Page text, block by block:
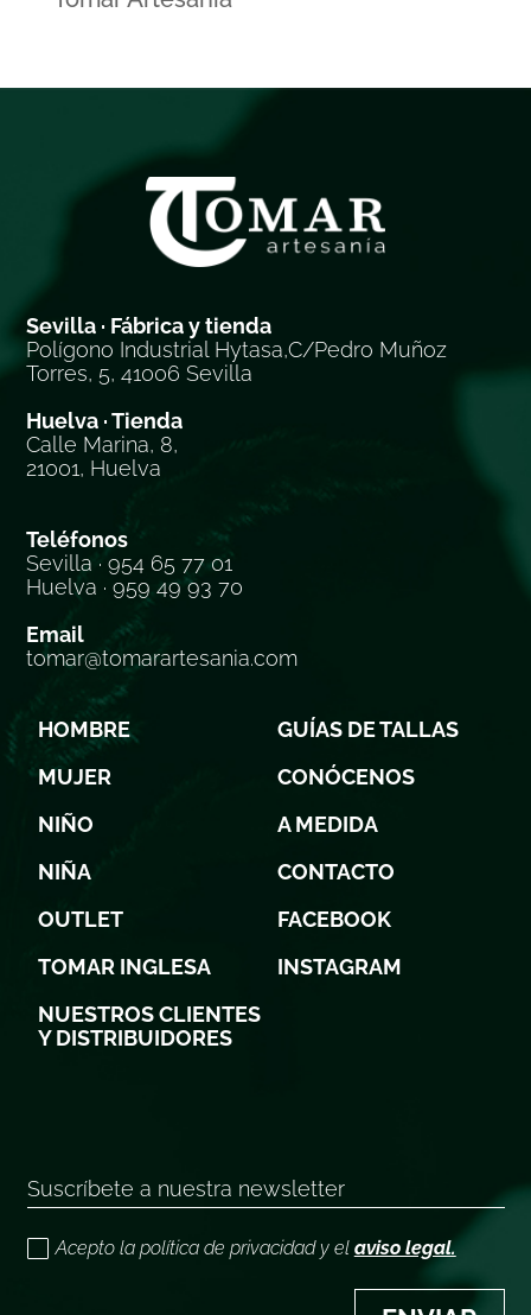
Sevilla · Fábrica y tienda
Polígono Industrial Hytasa,C/Pedro Muñoz
Torres, 5, 41006 Sevilla
Huelva · Tienda
Calle Marina, 8,
21001, Huelva
Teléfonos
Sevilla · 954 65 77 01
Huelva · 959 49 93 70
Email
tomar@tomarartesania.com
HOMBRE
MUJER
NIÑO
NIÑA
OUTLET
TOMAR INGLESA
NUESTROS CLIENTES
Y DISTRIBUIDORES
GUÍAS DE TALLAS
CONÓCENOS
A MEDIDA
CONTACTO
FACEBOOK
INSTAGRAM
Acepto la política de privacidad y el aviso legal.